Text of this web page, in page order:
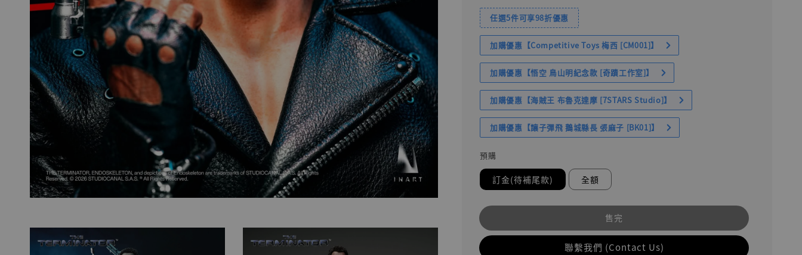
任選5件可享98折優惠
加購優惠【Competitive Toys 梅西 [CM001]】
加購優惠【悟空 鳥山明紀念款 [奇蹟工作室]】
加購優惠【海賊王 布魯克達摩 [7STARS Studio]】
加購優惠【讓子彈飛 鵝城縣長 張麻子 [BK01]】
預購
訂金(待補尾款) 全額
售完
聯繫我們 (Contact Us)